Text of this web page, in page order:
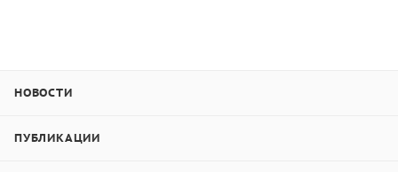
НОВОСТИ
ПУБЛИКАЦИИ